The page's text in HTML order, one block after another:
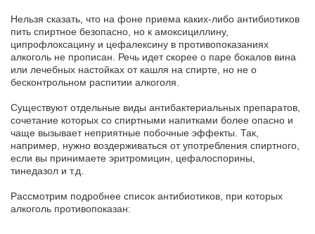
Нельзя сказать, что на фоне приема каких-либо антибиотиков
пить спиртное безопасно, но к амоксициллину,
ципрофлоксацину и цефалексину в противопоказаниях
алкоголь не прописан. Речь идет скорее о паре бокалов вина
или лечебных настойках от кашля на спирте, но не о
бесконтрольном распитии алкоголя.
Существуют отдельные виды антибактериальных препаратов,
сочетание которых со спиртными напитками более опасно и
чаще вызывает неприятные побочные эффекты. Так,
например, нужно воздерживаться от употребления спиртного,
если вы принимаете эритромицин, цефалоспорины,
тинедазол и т.д.
Рассмотрим подробнее список антибиотиков, при которых
алкоголь противопоказан: